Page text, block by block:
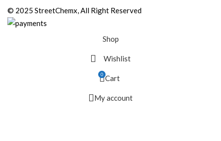
© 2025 StreetChemx, All Right Reserved
Shop
Wishlist
0 Cart
My account